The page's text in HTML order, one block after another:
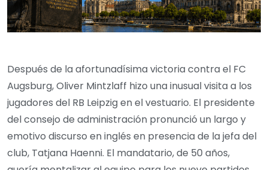
Después de la afortunadísima victoria contra el FC
Augsburg, Oliver Mintzlaff hizo una inusual visita a los
jugadores del RB Leipzig en el vestuario. El presidente
del consejo de administración pronunció un largo y
emotivo discurso en inglés en presencia de la jefa del
club, Tatjana Haenni. El mandatario, de 50 años,